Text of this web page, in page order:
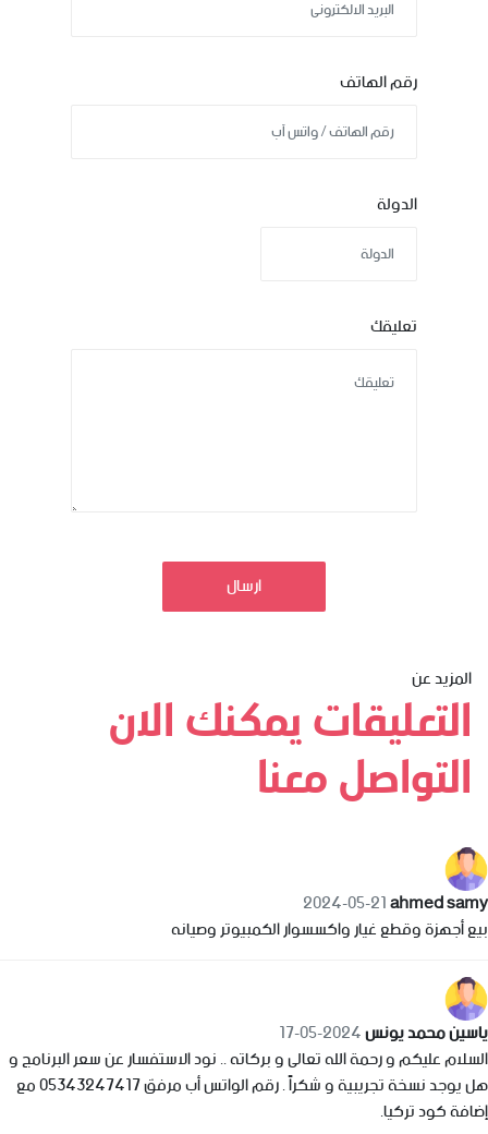
رقم الهاتف
الدولة
تعليقك
ارسال
المزيد عن
التعليقات يمكنك الان
التواصل معنا
‪ahmed samy‬‏
2024-05-21
بيع أجهزة وقطع غيار واكسسوار الكمبيوتر وصيانه
ياسين محمد يونس2024-05-17
السلام عليكم و رحمة الله تعالى و بركاته .. نود الاستفسار عن سعر البرنامج و
هل يوجد نسخة تجريبية و شكراً . رقم الواتس أب مرفق 05343247417 مع
إضافة كود تركيا.